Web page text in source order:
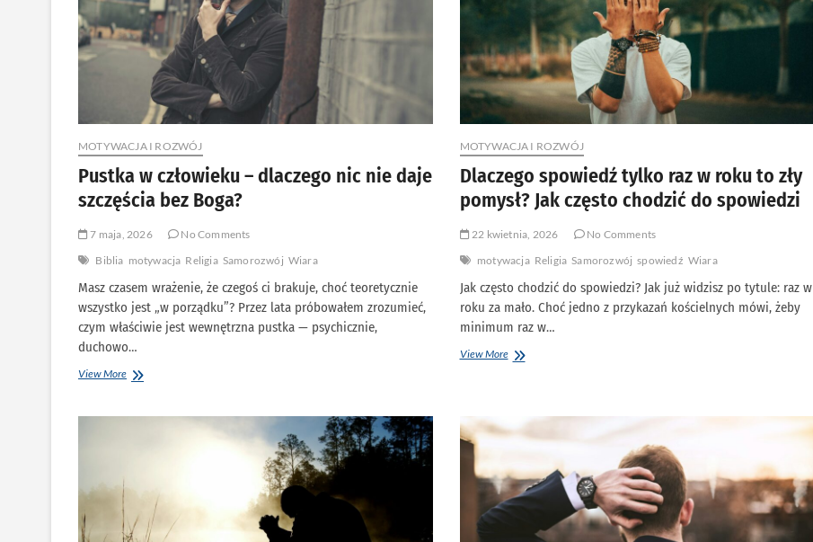
głębszą
relację
z
nowa?
MOTYWACJA I ROZWÓJ
Pustka w człowieku – dlaczego nic nie daje
szczęścia bez Boga?
7 maja, 2026
No Comments
Biblia motywacja Religia Samorozwój Wiara
Masz czasem wrażenie, że czegoś ci brakuje, choć teoretycznie
wszystko jest „w porządku”? Przez lata próbowałem zrozumieć,
czym właściwie jest wewnętrzna pustka — psychicznie,
duchowo…
View MorePustka
szczęścia
bez
Boga?
MOTYWACJA I ROZWÓJ
Dlaczego spowiedź tylko raz w roku to zły
pomysł? Jak często chodzić do spowiedzi
22 kwietnia, 2026
No Comments
motywacja Religia Samorozwój spowiedź Wiara
Jak często chodzić do spowiedzi? Jak już widzisz po tytule: raz w
roku za mało. Choć jedno z przykazań kościelnych mówi, żeby
minimum raz w…
View MoreDlaczego
roku
pomysł?
Jak
chodzić